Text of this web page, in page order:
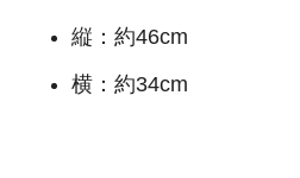
縦：約46cm
横：約34cm